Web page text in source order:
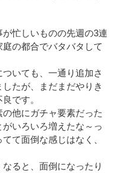
忙しいものの先週の3連
の都合でバタバタして
いても、一通り追加さ
たが、まだまだやりき
です。
他にガチャ要素だった
いろいろ増えたな～っ
て面倒な感じはなく、
ると、面倒になったり